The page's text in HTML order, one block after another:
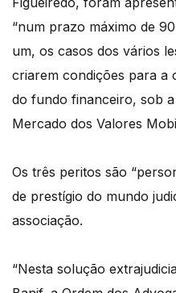
“num prazo máximo de
um, os casos dos vários
criarem condições para a
do fundo financeiro, sob a
Mercado dos Valores
Os três peritos são
de prestígio do mundo
associação.
“Nesta solução